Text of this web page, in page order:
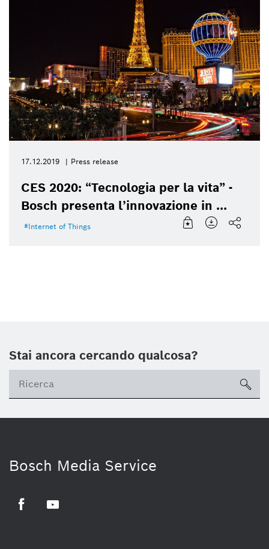
17.12.2019 Press release
CES 2020: “Tecnologia per la vita” -
Bosch presenta l’innovazione in ...
Internet of Things
Stai ancora cercando qualcosa?
Bosch Media Service